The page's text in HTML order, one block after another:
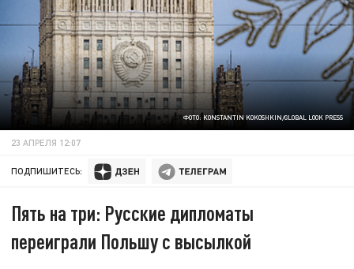
ФОТО: KONSTANTIN KOKOSHKIN/GLOBAL LOOK PRESS
23 АПРЕЛЯ 12:07
ПОДПИШИТЕСЬ:
Пять на три: Русские дипломаты
переиграли Польшу с высылкой